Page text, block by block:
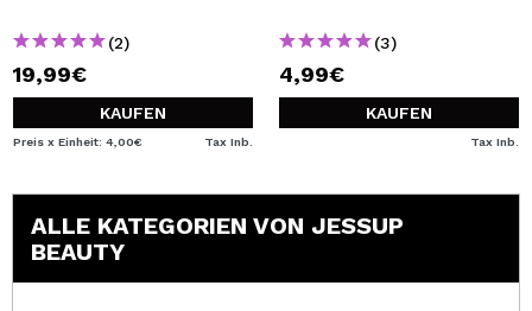
(2)
19,99€
KAUFEN
Preis x Einheit: 4,00€ Tax Inb.
(3)
4,99€
KAUFEN
Tax Inb.
ALLE KATEGORIEN VON JESSUP
BEAUTY